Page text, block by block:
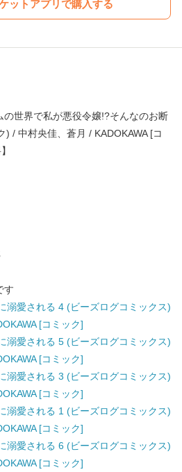
ットアプリで購入する
世界で私が悪役令嬢!?そんなのお断
) / 中村央佳、蒼月 / KADOKAWA [コ
す
溺愛される 4 (ビーズログコミックス)
[コミック]
溺愛される 5 (ビーズログコミックス)
[コミック]
溺愛される 3 (ビーズログコミックス)
[コミック]
溺愛される 1 (ビーズログコミックス)
[コミック]
溺愛される 6 (ビーズログコミックス)
[コミック]